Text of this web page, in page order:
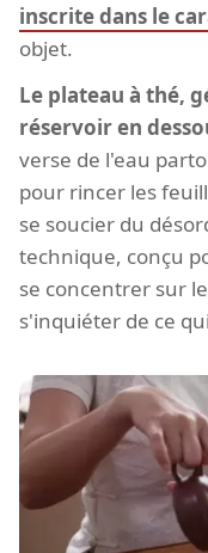
inscrite dans le
objet.
Le plateau à thé,
réservoir en
verse de l'eau
pour rincer les
se soucier du
technique, conçu
se concentrer sur
s'inquiéter de ce